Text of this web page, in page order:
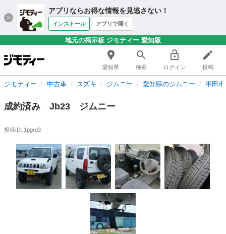
アプリならお得な情報を見逃さない！
インストール アプリで開く
地元の掲示板 ジモティー 愛知版
愛知県 検索 ログイン 投稿
ジモティー 中古車 スズキ ジムニー 愛知県のジムニー 半田
成約済み Jb23 ジムニー
投稿ID: 1pgrd3